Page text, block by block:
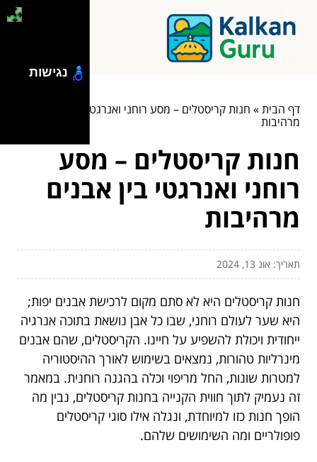
דף הבית» חנות קריסטלים – מסע רוחני ואנרגטי בין אבנים
מרהיבות
חנות קריסטלים – מסע
רוחני ואנרגטי בין אבנים
מרהיבות
תאריך: אוג 13, 2024
חנות קריסטלים היא לא סתם מקום לרכישת אבנים יפות;
היא שער לעולם רוחני, שבו כל אבן נושאת בתוכה אנרגיה
ייחודית ויכולת להשפיע על חיינו. הקריסטלים, שהם אבנים
מינרליות טהורות, נמצאים בשימוש לאורך ההיסטוריה
למטרות שונות, החל מריפוי וכלה בהגנה רוחנית. במאמר
זה נעמיק לתוך חווית הקנייה בחנות קריסטלים, נבין מה
הופך חנות כזו למיוחדת, ונגלה אילו סוגי קריסטלים
פופולריים ומה השימושים שלהם.
נגישות